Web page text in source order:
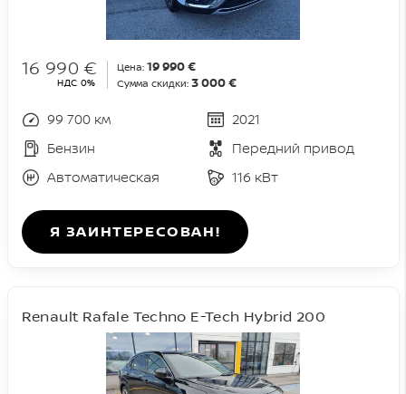
16 990 €
НДС 0%
Цена: 19 990 €
Сумма скидки: 3 000 €
99 700 км
2021
Бензин
Передний привод
Автоматическая
116 кВт
Я ЗАИНТЕРЕСОВАН!
Renault Rafale Techno E-Tech Hybrid 200